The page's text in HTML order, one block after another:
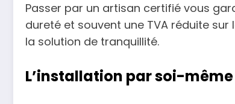
Passer par un artisan certifié vous
dureté et souvent une TVA réduite
la solution de tranquillité.
L’installation par soi-